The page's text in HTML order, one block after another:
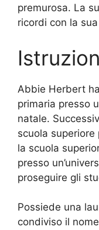
premurosa. La
ricordi con la
Abbie Herbert
primaria presso
natale.
scuola
la scuola
presso
proseguire gli
Possiede una
condiviso il